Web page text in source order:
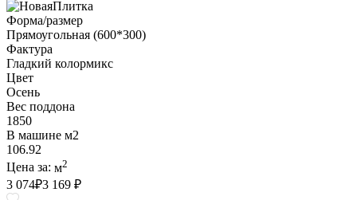
Форма/размер
Прямоугольная (600*300)
Фактура
Гладкий колормикс
Цвет
Осень
Вес поддона
1850
В машине м2
106.92
Цена за: м2
3 074₽3 169 ₽